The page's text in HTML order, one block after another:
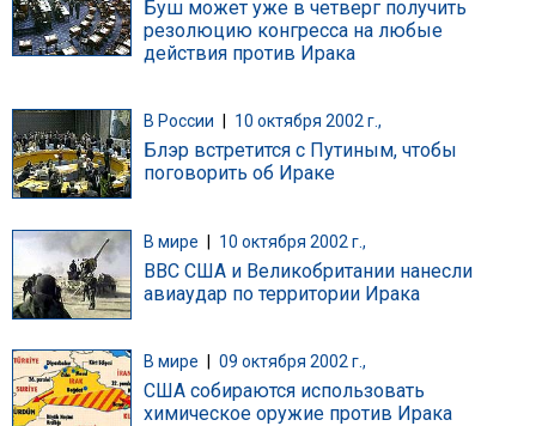
Буш может уже в четверг получить
резолюцию конгресса на любые
действия против Ирака
В России 10 октября 2002 г.,
Блэр встретится с Путиным, чтобы
поговорить об Ираке
В мире | 10 октября 2002 г.,
ВВС США и Великобритании нанесли
авиаудар по территории Ирака
В мире 09 октября 2002 г.,
США собираются использовать
химическое оружие против Ирака